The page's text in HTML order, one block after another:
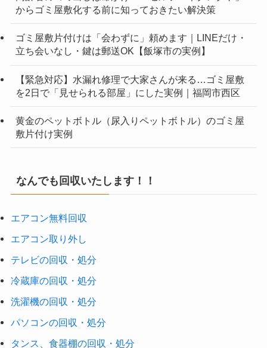
からゴミ屋敷化する前に知っておきたい解決策
ゴミ屋敷片付けは「会わずに」頼めます｜LINEだけ・
立ち会いなし・鍵は郵送OK【飯塚市の実例】
【緊急対応】水漏れ修理で大家さんが来る…ゴミ屋敷
を2日で「見せられる部屋」にした実例｜福岡市西区
黄金のペットボトル（尿入りペットボトル）のゴミ屋
敷片付け実例
なんでも回収いたします！！
エアコン無料回収
エアコン取り外し
テレビの回収・処分
冷蔵庫の回収・処分
洗濯機の回収・処分
パソコンの回収・処分
タンス、食器棚の回収・処分